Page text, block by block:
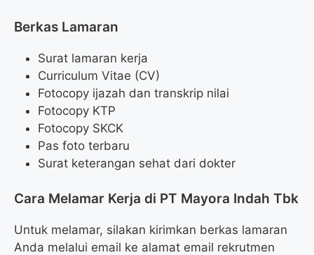
Berkas Lamaran
Surat lamaran kerja
Curriculum Vitae (CV)
Fotocopy ijazah dan transkrip nilai
Fotocopy KTP
Fotocopy SKCK
Pas foto terbaru
Surat keterangan sehat dari dokter
Cara Melamar Kerja di PT Mayora Indah Tbk
Untuk melamar, silakan kirimkan berkas lamaran
Anda melalui email ke alamat email rekrutmen